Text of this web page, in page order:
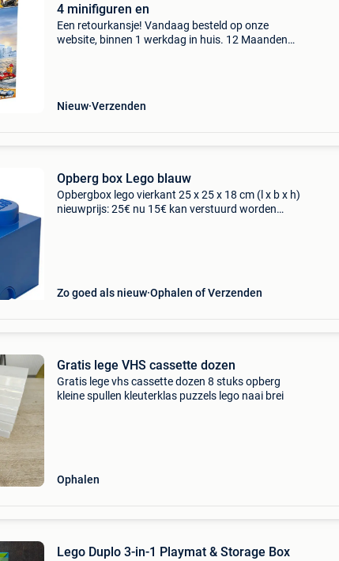
4 minifiguren en
Een retourkansje! Vandaag besteld op onze
website, binnen 1 werkdag in huis. 12 Maanden
Nieuw Verzenden
Opberg box Lego blauw
Opbergbox lego vierkant 25 x 25 x 18 cm (l x b x h)
nieuwprijs: 25€ nu 15€ kan verstuurd worden
Zo goed als nieuw Ophalen of Verzenden
Gratis lege VHS cassette dozen
Gratis lege vhs cassette dozen 8 stuks opberg
kleine spullen kleuterklas puzzels lego naai brei
Ophalen
Lego Duplo 3-in-1 Playmat & Storage Box